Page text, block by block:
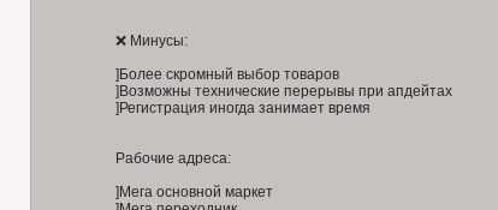
❌ Минусы:
]Более скромный выбор товаров
]Возможны технические перерывы при апдейтах
]Регистрация иногда занимает время
Рабочие адреса:
]Мега основной маркет